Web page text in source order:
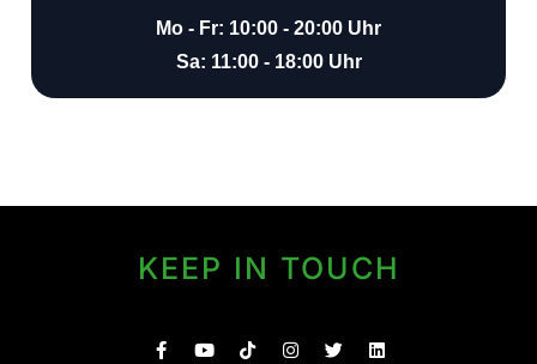
Mo - Fr: 10:00 - 20:00 Uhr
Sa: 11:00 - 18:00 Uhr
KEEP IN TOUCH